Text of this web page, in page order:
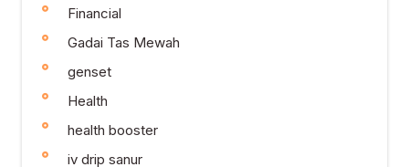
Financial
Gadai Tas Mewah
genset
Health
health booster
iv drip sanur